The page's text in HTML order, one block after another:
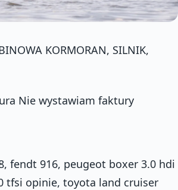
KORMORAN, SILNIK,
Nie wystawiam faktury
fendt 916, peugeot boxer 3.0 hdi
tfsi opinie, toyota land cruiser